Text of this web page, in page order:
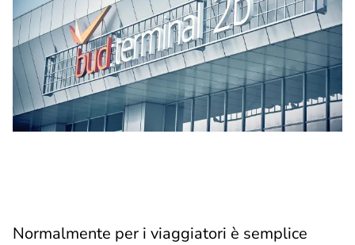
Normalmente per i viaggiatori è semplice